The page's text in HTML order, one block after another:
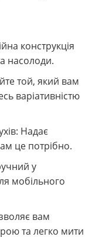
конструкція
насолоди.
той, який вам
варіативністю
Надає
це потрібно.
у
мобільного
вам
та легко мити